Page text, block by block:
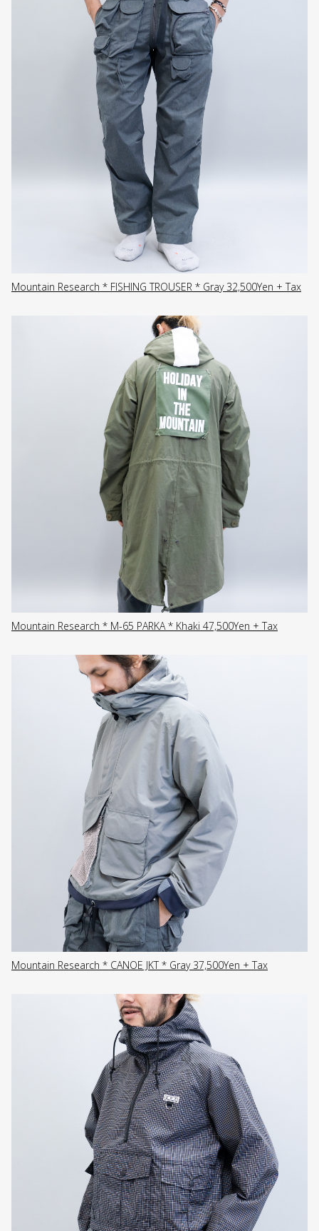
Mountain Research * FISHING TROUSER * Gray 32,500Yen + Tax
Mountain Research * M-65 PARKA * Khaki 47,500Yen + Tax
Mountain Research * CANOE JKT * Gray 37,500Yen + Tax